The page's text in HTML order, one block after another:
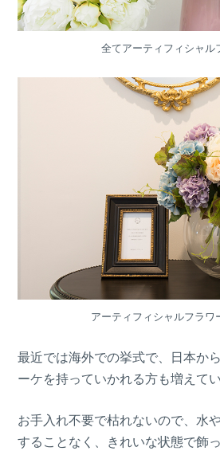
全てアーティフィシャル
アーティフィシャルフラワ
最近では海外での挙式で、日本か
ーケを持っていかれる方も増えてい
お手入れ不要で枯れないので、水
することなく、きれいな状態で飾